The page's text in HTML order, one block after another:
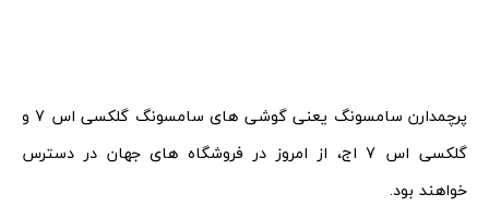
پرچمدارن سامسونگ یعنی گوشی های سامسونگ گلکسی اس 7 و
گلکسی اس 7 اج، از امروز در فروشگاه های جهان در دسترس
خواهند بود.